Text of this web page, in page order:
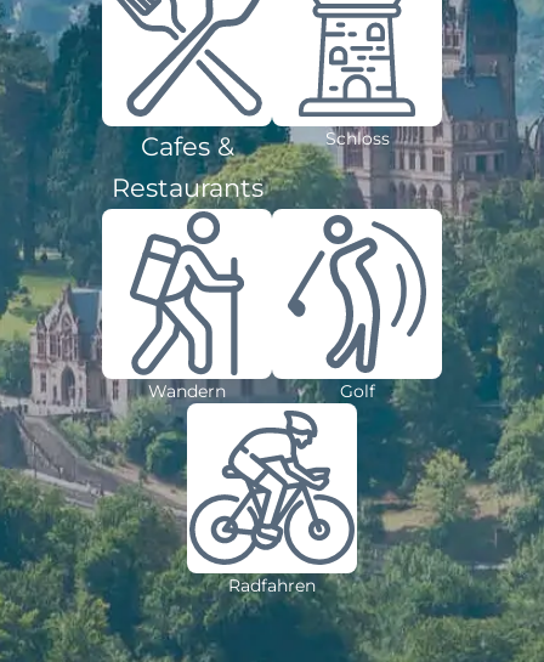
Cafes &
Restaurants
Schloss
Wandern Golf
Radfahren